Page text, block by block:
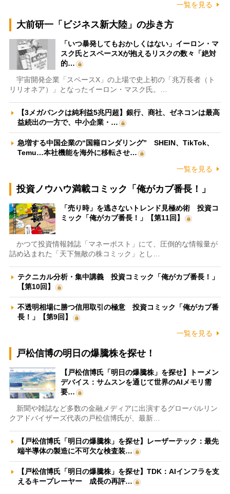
一覧を見る
大前研一「ビジネス新大陸」の歩き方
「いつ暴発してもおかしくはない」イーロン・マ
スク氏とスペースXが抱えるリスクの数々「絶対
的…
宇宙開発企業「スペースX」の上場で史上初の「兆万長者（ト
リリオネア）」となったイーロン・マスク氏。…
【3メガバンクは純利益5兆円超】銀行、商社、ゼネコンは最高
益続出の一方で、中小企業・…
急増する中国企業の“国籍ロンダリング” SHEIN、TikTok、
Temu…本社機能を海外に移転させ…
一覧を見る
投資ノウハウ満載コミック「俺がカブ番長！」
「売り時」を逃さないトレンド見極め術 投資コ
ミック「俺がカブ番長！」【第11回】
かつて投資情報雑誌「マネーポスト」にて、圧倒的な情報量が
詰め込まれた「天下無敵の株コミック」とし…
テクニカル分析・集中講義 投資コミック「俺がカブ番長！」
【第10回】
不透明相場に勝つ信用取引の極意 投資コミック「俺がカブ番
長！」【第9回】
一覧を見る
戸松信博の明日の爆騰株を探せ！
【戸松信博氏「明日の爆騰株」を探せ】トーメン
デバイス：サムスンを通じて世界のAIメモリ需
要…
新聞や雑誌など多数の金融メディアに出演するグローバルリン
クアドバイザーズ代表の戸松信博氏が、最新…
【戸松信博氏「明日の爆騰株」を探せ】レーザーテック：最先
端半導体の製造に不可欠な検査装…
【戸松信博氏「明日の爆騰株」を探せ】TDK：AIインフラを支
えるキープレーヤー 成長の再評…